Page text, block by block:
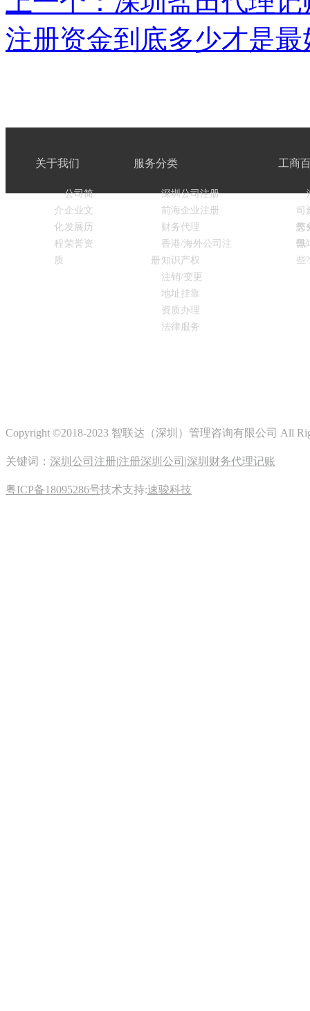
注册资金到底多少才是最
关于我们
公司简
介 企业文
化发展历
程荣誉资
质
服务分类
深圳公司注册
前海企业注册
财务代理
香港/海外公司注
册 知识产权
注销/变更
地址挂靠
资质办理
法律服务
工商
司
弊
弊
些?
态
讯
Copyright ©2018-2023 智联达（深圳）管理咨询有限公司 All
关键词： 深圳公司注册|注册深圳公司 |深圳财务代理记账
粤ICP备18095286号技术支持:速骏科技